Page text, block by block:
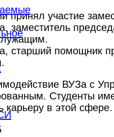
принял участие
заместитель
старший помощник
ВУЗа с
Студенты
карьеру в этой сфере.